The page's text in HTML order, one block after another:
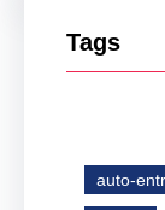
Tags
auto-